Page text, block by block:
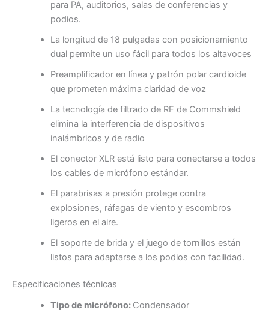
para PA, auditorios, salas de conferencias y
podios.
La longitud de 18 pulgadas con posicionamiento
dual permite un uso fácil para todos los altavoces
Preamplificador en línea y patrón polar cardioide
que prometen máxima claridad de voz
La tecnología de filtrado de RF de Commshield
elimina la interferencia de dispositivos
inalámbricos y de radio
El conector XLR está listo para conectarse a todos
los cables de micrófono estándar.
El parabrisas a presión protege contra
explosiones, ráfagas de viento y escombros
ligeros en el aire.
El soporte de brida y el juego de tornillos están
listos para adaptarse a los podios con facilidad.
Especificaciones técnicas
Tipo de micrófono: Condensador